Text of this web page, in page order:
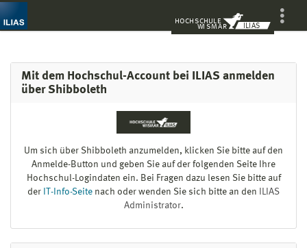
H OCH SC H UL E
WI SM AR ILIAS
Mit dem Hochschul-Account bei ILIAS anmelden
über Shibboleth
Um sich über Shibboleth anzumelden, klicken Sie bitte auf den
Anmelde-Button und geben Sie auf der folgenden Seite Ihre
Hochschul-Logindaten ein. Bei Fragen dazu lesen Sie bitte auf
der IT-Info-Seite nach oder wenden Sie sich bitte an den
ILIAS
Administrator.